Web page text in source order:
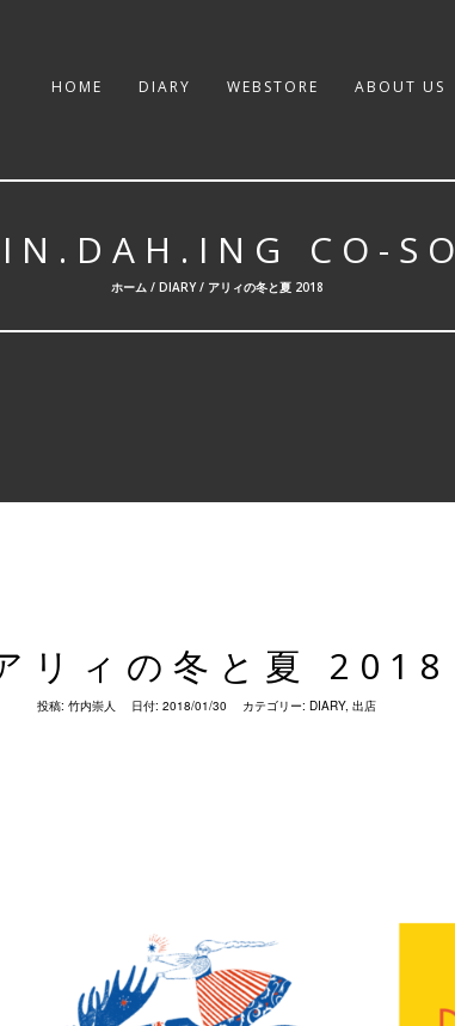
HOME DIARY WEBSTORE ABOUT US
CO-SO
ホーム / DIARY/ アリィの冬と夏 2018
リィの冬と夏 2018
投稿: 竹内崇人 日付: 2018/01/30 カテゴリー: DIARY, 出店